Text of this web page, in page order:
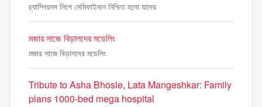
চ্যাম্পিয়নস লিগে সেমিফাইনাল নিশ্চিত হলো যাদের
মজার সাজে বিড়ালদের মডেলিং
মজার সাজে বিড়ালদের মডেলিং
Tribute to Asha Bhosle, Lata Mangeshkar: Family
plans 1000-bed mega hospital